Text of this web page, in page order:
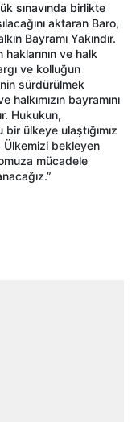
sınavında birlikte
aktaran Baro,
Bayramı Yakındır.
ve halk
ve kolluğun
sürdürülmek
bayramını
Hukukun,
ülkeye ulaştığımız
Ülkemizi bekleyen
mücadele